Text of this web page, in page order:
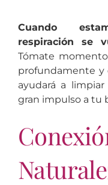
Cuando
respiración se
Tómate
profundamente y
ayudará a
gran impulso a tu